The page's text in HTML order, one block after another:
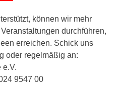
können wir mehr
durchführen,
erreichen. Schick uns
oder regelmäßig an:
e.V.
9547 00